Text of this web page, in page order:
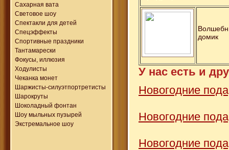
Сахарная вата
Световое шоу
Спектакли для детей
Спецэффекты
Спортивные праздники
Тантамарески
Фокусы, иллюзия
Ходулисты
Чеканка монет
Шаржисты-силуэтпортретисты
Шарокруты
Шоколадный фонтан
Шоу мыльных пузырей
Экстремальное шоу
домик
У нас есть и
Новогодние
Новогодние
Новогодние